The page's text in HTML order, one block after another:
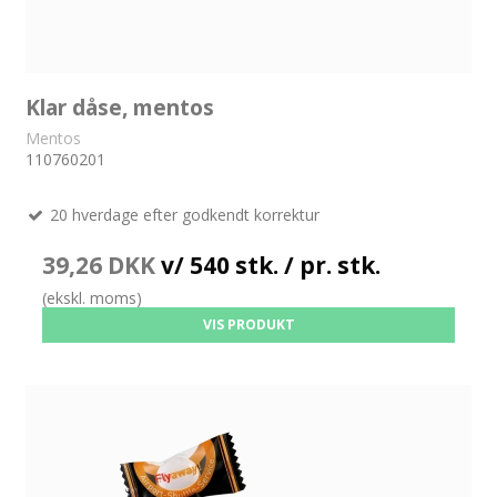
Klar dåse, mentos
Mentos
110760201
20 hverdage efter godkendt korrektur
39,26 DKKv/ 540 stk. / pr. stk.
(ekskl. moms)
VIS PRODUKT